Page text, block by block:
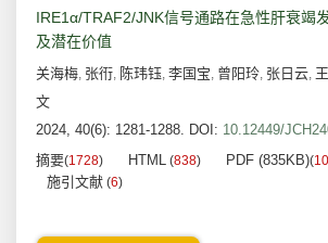
IRE1α/TRAF2/JNK信号通路在急性肝衰竭
及潜在价值
关海梅, 张衎, 陈玮钰, 李国宝, 曾阳玲, 张日云,
文
2024, 40(6): 1281-1288. DOI: 10.12449/
摘要(1728) HTML (838) PDF (835KB)(
施引文献 (6)